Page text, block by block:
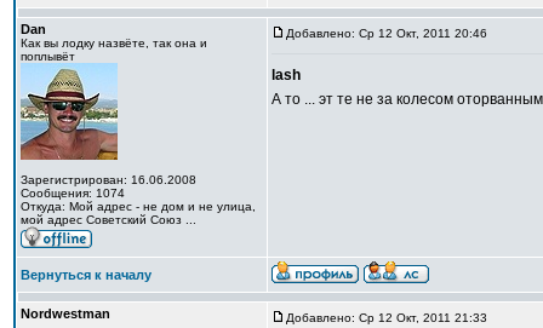
Dan
Как вы лодку назвёте, так она и
поплывёт
Зарегистрирован: 16.06.2008
Сообщения: 1074
Откуда: Мой адрес - не дом и не улица,
мой адрес Советский Союз ...
Добавлено: Ср 12 Окт, 2011 20:46
lash
А то ... эт те не за колесом
Вернуться к началу
Nordwestman Добавлено: Ср 12 Окт, 2011 21:33